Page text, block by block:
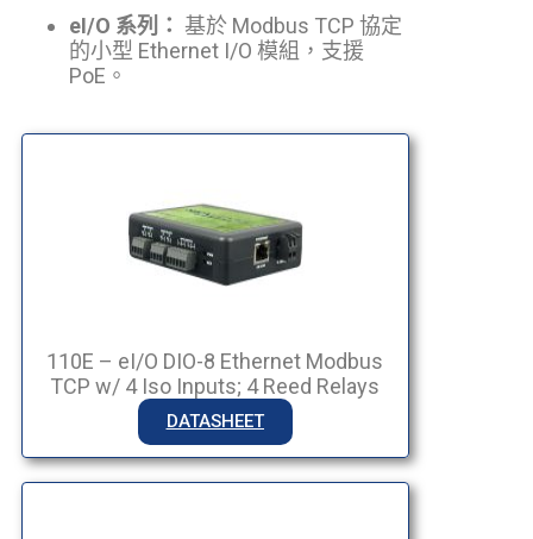
eI/O 系列： 基於 Modbus TCP 協定
的小型 Ethernet I/O 模組，支援
PoE。
110E – eI/O DIO-8 Ethernet Modbus
TCP w/ 4 Iso Inputs; 4 Reed Relays
DATASHEET